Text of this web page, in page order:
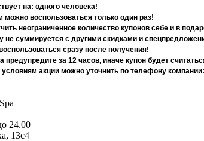
на: одного человека!
воспользоваться только один раз!
неограниченное количество купонов себе и в
не суммируется с другими скидками и
сразу после получения!
предупредите за 12 часов, иначе купон будет
акции можно уточнить по телефону
24.00
13с4